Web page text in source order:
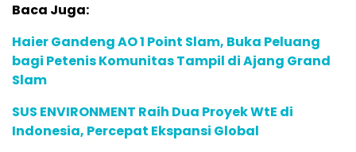
Baca Juga:
Haier Gandeng AO 1 Point Slam, Buka Peluang
bagi Petenis Komunitas Tampil di Ajang Grand
Slam
SUS ENVIRONMENT Raih Dua Proyek WtE di
Indonesia, Percepat Ekspansi Global